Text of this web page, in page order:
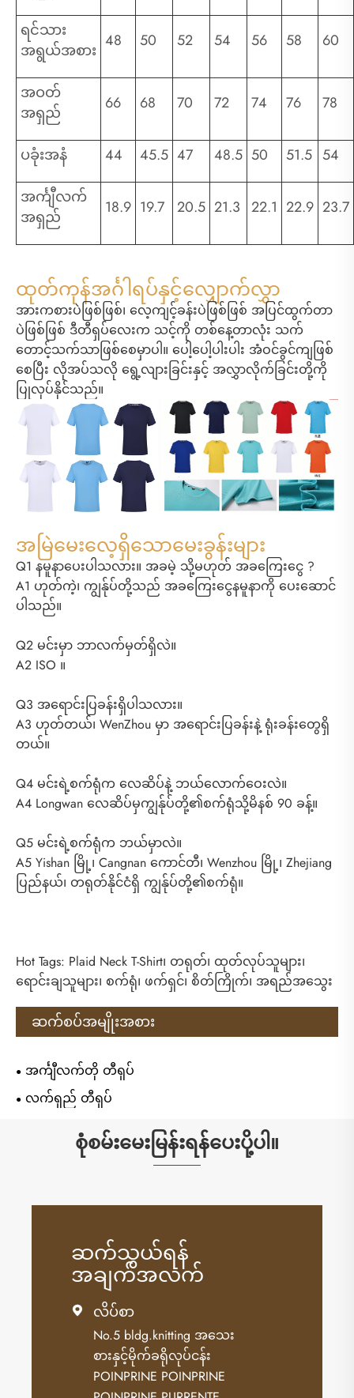
ရင်သား
အရွယ်အစား 48 50 52 54 56 58 60
အဝတ်
အရှည်
66 68 70 72 74 76 78
ပခုံးအနံ 44 45.5 47 48.5 50 51.5 54
အင်္ကျီလက်
အရှည်
18.9 19.7 20.5 21.3 22.1 22.9 23.7
ထုတ်ကုန်အင်္ဂါရပ်နှင့်လျှောက်လွှာ
အားကစားပဲဖြစ်ဖြစ်၊ လေ့ကျင့်ခန်းပဲဖြစ်ဖြစ် အပြင်ထွက်တာ
ပဲဖြစ်ဖြစ် ဒီတီရှပ်လေးက သင့်ကို တစ်နေ့တာလုံး သက်
တောင့်သက်သာဖြစ်စေမှာပါ။ ပေါ့ပေါ့ပါးပါး အံဝင်ခွင်ကျဖြစ်
စေပြီး လိုအပ်သလို ရွေ့လျားခြင်းနှင့် အလွှာလိုက်ခြင်းတို့ကို
ပြုလုပ်နိုင်သည်။
အမြဲမေးလေ့ရှိသောမေးခွန်းများ
Q1 နမူနာပေးပါသလား။ အခမဲ့ သို့မဟုတ် အခကြေးငွေ ?
A1 ဟုတ်ကဲ့၊ ကျွန်ုပ်တို့သည် အခကြေးငွေနမူနာကို ပေးဆောင်
ပါသည်။
Q2 မင်းမှာ ဘာလက်မှတ်ရှိလဲ။
A2 ISO ။
Q3 အရောင်းပြခန်းရှိပါသလား။
A3 ဟုတ်တယ်၊ WenZhou မှာ အရောင်းပြခန်းနဲ့ ရုံးခန်းတွေရှိ
တယ်။
Q4 မင်းရဲ့စက်ရုံက လေဆိပ်နဲ့ ဘယ်လောက်ဝေးလဲ။
A4 Longwan လေဆိပ်မှကျွန်ုပ်တို့၏စက်ရုံသို့မိနစ် 90 ခန့်။
Q5 မင်းရဲ့စက်ရုံက ဘယ်မှာလဲ။
A5 Yishan မြို့၊ Cangnan ကောင်တီ၊ Wenzhou မြို့၊ Zhejiang
ပြည်နယ်၊ တရုတ်နိုင်ငံရှိ ကျွန်ုပ်တို့၏စက်ရုံ။
Hot Tags: Plaid Neck T-Shirt၊ တရုတ်၊ ထုတ်လုပ်သူများ၊
ရောင်းချသူများ၊ စက်ရုံ၊ ဖက်ရှင်၊ စိတ်ကြိုက်၊ အရည်အသွေး
ဆက်စပ်အမျိုးအစား
အင်္ကျီလက်တို တီရှပ်
လက်ရှည် တီရှပ်
စုံစမ်းမေးမြန်းရန်ပေးပို့ပါ။
ဆက်သွယ်ရန်
အချက်အလက်
 လိပ်စာ
No.5 bldg.knitting အသေး
စားနှင့်မိုက်ခရိုလုပ်ငန်း
POINPRINE POINPRINE